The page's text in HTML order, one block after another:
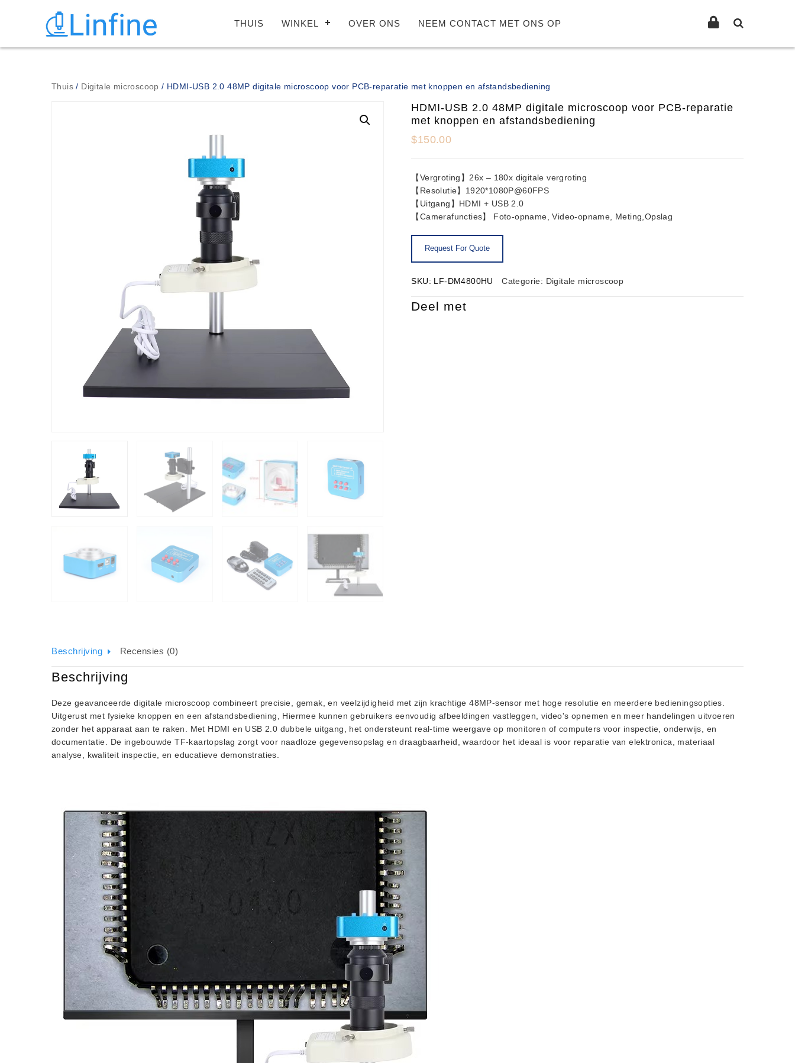
THUIS WINKEL OVER ONS NEEM CONTACT MET ONS OP
Thuis / Digitale microscoop / HDMI-USB 2.0 48MP digitale microscoop voor PCB-reparatie met knoppen en afstandsbediening
HDMI-USB 2.0 48MP digitale microscoop voor PCB-reparatie
met knoppen en afstandsbediening
$150.00
【Vergroting】26x – 180x digitale vergroting
【Resolutie】1920*1080P@60FPS
【Uitgang】HDMI + USB 2.0
【Camerafuncties】 Foto-opname, Video-opname, Meting,Opslag
SKU: LF-DM4800HU Categorie: Digitale microscoop
Deel met
Beschrijving Recensies (0)
Beschrijving
Deze geavanceerde digitale microscoop combineert precisie, gemak, en veelzijdigheid met zijn krachtige 48MP-sensor met hoge resolutie en meerdere bedieningsopties.
Uitgerust met fysieke knoppen en een afstandsbediening, Hiermee kunnen gebruikers eenvoudig afbeeldingen vastleggen, video's opnemen en meer handelingen uitvoeren
zonder het apparaat aan te raken. Met HDMI en USB 2.0 dubbele uitgang, het ondersteunt real-time weergave op monitoren of computers voor inspectie, onderwijs, en
documentatie. De ingebouwde TF-kaartopslag zorgt voor naadloze gegevensopslag en draagbaarheid, waardoor het ideaal is voor reparatie van elektronica, materiaal
analyse, kwaliteit inspectie, en educatieve demonstraties.